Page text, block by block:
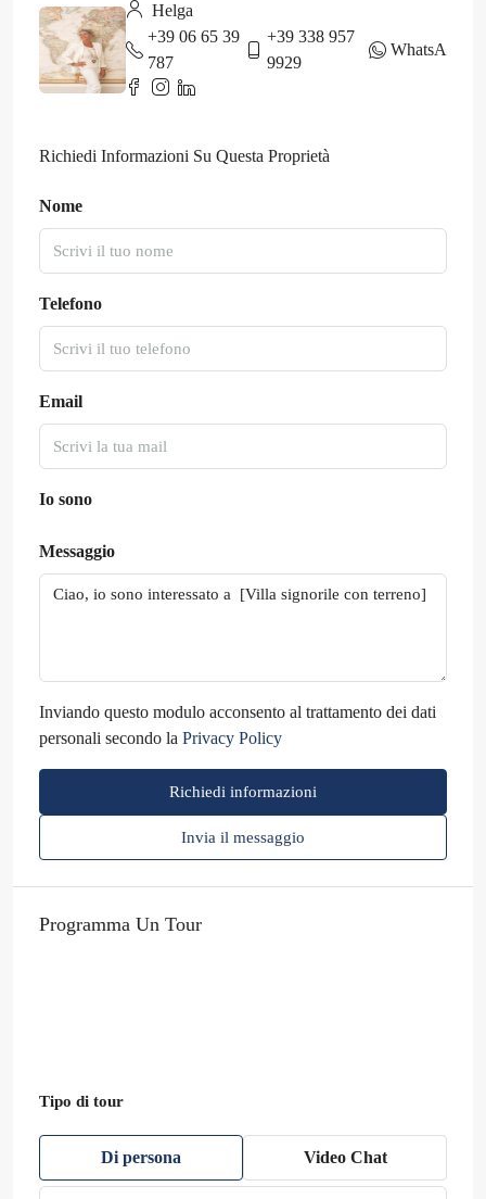
Helga
+39 06 65 39
787
+39 338 957
9929
WhatsApp
Richiedi Informazioni Su Questa Proprietà
Nome
Telefono
Email
Io sono
Messaggio
Inviando questo modulo acconsento al trattamento dei dati
personali secondo la Privacy Policy
Richiedi informazioni
Invia il messaggio
Programma Un Tour
Tipo di tour
Di persona Video Chat